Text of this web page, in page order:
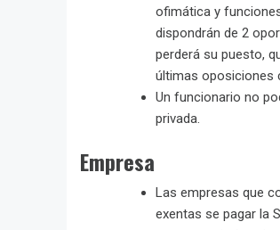
ofimática y
dispondrán de 2
perderá su puesto,
últimas oposiciones
Un funcionario no
privada.
Empresa
Las empresas que
exentas se pagar la